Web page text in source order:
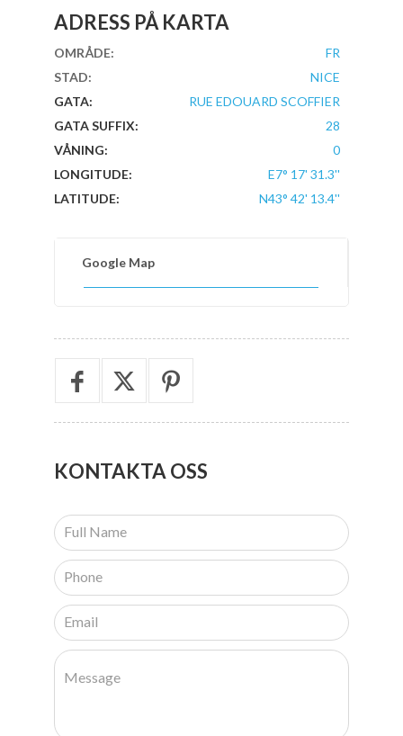
ADRESS PÅ KARTA
OMRÅDE:
FR
STAD:
NICE
GATA:
RUE EDOUARD SCOFFIER
GATA SUFFIX:
28
VÅNING:
0
LONGITUDE:
E7° 17' 31.3''
LATITUDE:
N43° 42' 13.4''
Google Map
KONTAKTA OSS